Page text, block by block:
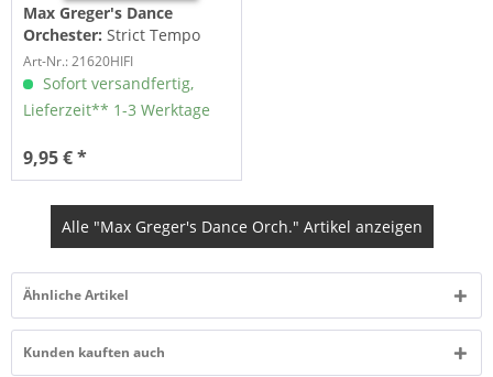
Max Greger's Dance
Orchester:Strict Tempo
Dancing - Waltz & Tango
(7inch,...
Art-Nr.: 21620HIFI
Sofort versandfertig,
Lieferzeit** 1-3 Werktage
9,95 € *
Alle "Max Greger's Dance Orch." Artikel anzeigen
Ähnliche Artikel
Kunden kauften auch